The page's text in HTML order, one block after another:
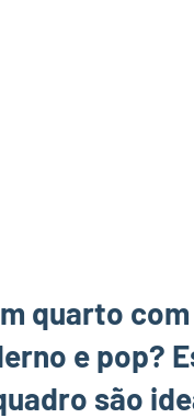
quarto
e pop?
são